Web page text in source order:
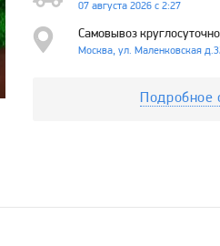
07 августа 2026 с 2:27
Самовывоз круглосуточно
Москва, ул. Маленковская
Подробное